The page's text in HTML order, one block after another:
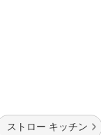
ストロー キッチン